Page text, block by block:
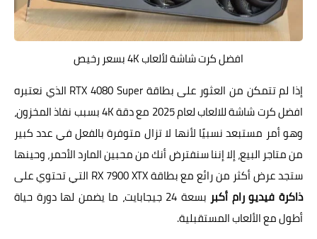
افضل كرت شاشة لألعاب 4K بسعر رخيص
إذا لم تتمكن من العثور على بطاقة RTX 4080 Super الذي نعتبره
افضل كرت شاشة للالعاب لعام 2025 مع دقة 4K بسبب نفاذ المخزون،
وهو أمر مستبعد نسبيًا لأنها لا تزال متوفرة بالفعل في عدد كبير
من متاجر البيع، إلا إننا سنفترض أنك من محبين المارد الأحمر، وحينها
ستجد عرض أكثر من رائع مع بطاقة RX 7900 XTX التي تحتوي على
ذاكرة فيديو رام أكبر
بسعة 24 جيجابايت، ما يضمن لها دورة حياة
أطول مع الألعاب المستقبلية.